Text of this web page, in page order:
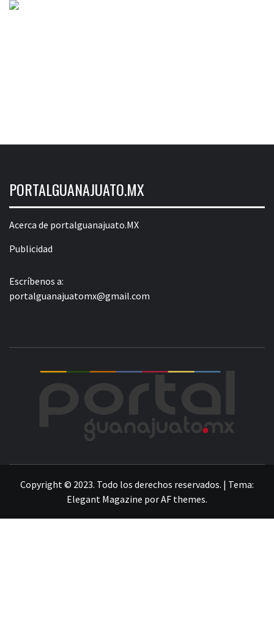
PORTALGUANAJUATO.MX
Acerca de portalguanajuato.MX
Publicidad
Escríbenos a:
portalguanajuatomx@gmail.com
Copyright © 2023. Todo los derechos reservados. | Tema:
Elegant Magazine porAF themes.